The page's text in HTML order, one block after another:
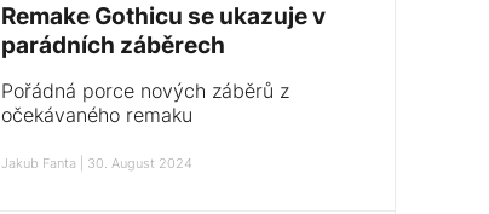
Remake Gothicu se ukazuje v
parádních záběrech
Pořádná porce nových záběrů z
očekávaného remaku
Jakub Fanta | 30. August 2024